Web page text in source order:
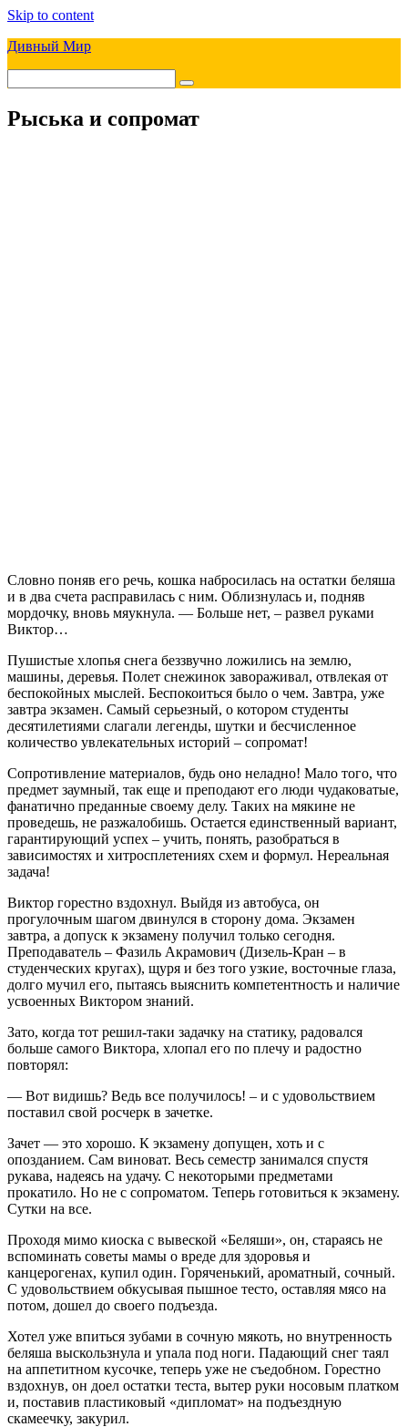
Skip to content
Дивный Мир
Рыська и сопромат
Словно поняв его речь, кошка набросилась на остатки беляша
и в два счета расправилась с ним. Облизнулась и, подняв
мордочку, вновь мяукнула. — Больше нет, – развел руками
Виктор…
Пушистые хлопья снега беззвучно ложились на землю,
машины, деревья. Полет снежинок завораживал, отвлекая от
беспокойных мыслей. Беспокоиться было о чем. Завтра, уже
завтра экзамен. Самый серьезный, о котором студенты
десятилетиями слагали легенды, шутки и бесчисленное
количество увлекательных историй – сопромат!
Сопротивление материалов, будь оно неладно! Мало того, что
предмет заумный, так еще и преподают его люди чудаковатые,
фанатично преданные своему делу. Таких на мякине не
проведешь, не разжалобишь. Остается единственный вариант,
гарантирующий успех – учить, понять, разобраться в
зависимостях и хитросплетениях схем и формул. Нереальная
задача!
Виктор горестно вздохнул. Выйдя из автобуса, он
прогулочным шагом двинулся в сторону дома. Экзамен
завтра, а допуск к экзамену получил только сегодня.
Преподаватель – Фазиль Акрамович (Дизель-Кран – в
студенческих кругах), щуря и без того узкие, восточные глаза,
долго мучил его, пытаясь выяснить компетентность и наличие
усвоенных Виктором знаний.
Зато, когда тот решил-таки задачку на статику, радовался
больше самого Виктора, хлопал его по плечу и радостно
повторял:
— Вот видишь? Ведь все получилось! – и с удовольствием
поставил свой росчерк в зачетке.
Зачет — это хорошо. К экзамену допущен, хоть и с
опозданием. Сам виноват. Весь семестр занимался спустя
рукава, надеясь на удачу. С некоторыми предметами
прокатило. Но не с сопроматом. Теперь готовиться к экзамену.
Сутки на все.
Проходя мимо киоска с вывеской «Беляши», он, стараясь не
вспоминать советы мамы о вреде для здоровья и
канцерогенах, купил один. Горяченький, ароматный, сочный.
С удовольствием обкусывая пышное тесто, оставляя мясо на
потом, дошел до своего подъезда.
Хотел уже впиться зубами в сочную мякоть, но внутренность
беляша выскользнула и упала под ноги. Падающий снег таял
на аппетитном кусочке, теперь уже не съедобном. Горестно
вздохнув, он доел остатки теста, вытер руки носовым платком
и, поставив пластиковый «дипломат» на подъездную
скамеечку, закурил.